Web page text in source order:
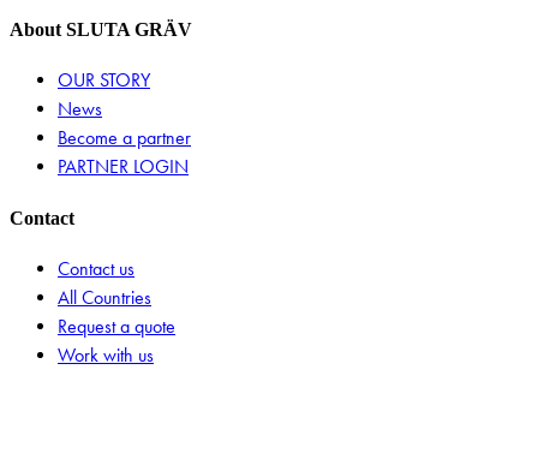
About SLUTA GRÄV
OUR STORY
News
Become a partner
PARTNER LOGIN
Contact
Contact us
All Countries
Request a quote
Work with us